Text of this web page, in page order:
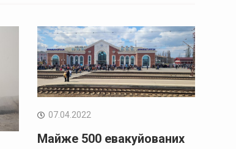
07.04.2022
Майже 500 евакуйованих